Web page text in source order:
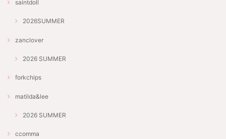
saintdoll
2026SUMMER
zanclover
2026 SUMMER
forkchips
matilda&lee
2026 SUMMER
ccomma